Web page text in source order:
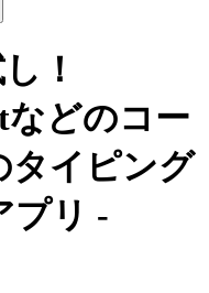
！
などのコー
タイピング
プリ -